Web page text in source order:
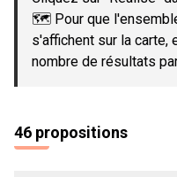
🗺️ Pour que
s'affichent sur la carte,
nombre de résultats
46 propositions